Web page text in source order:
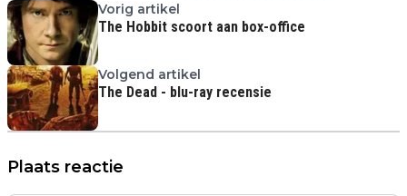
Vorig artikel
The Hobbit scoort aan box-office
Volgend artikel
The Dead - blu-ray recensie
Plaats reactie